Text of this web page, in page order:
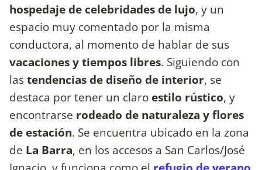
hospedaje de celebridades de lujo, y un
espacio muy comentado por la misma
conductora, al momento de hablar de sus
vacaciones y tiempos libres. Siguiendo con
lastendencias de diseño de interior, se
destaca por tener un claro estilo rústico, y
encontrarse rodeado de naturaleza y flores
de estación. Se encuentra ubicado en la zona
de La Barra, en los accesos a San Carlos/José